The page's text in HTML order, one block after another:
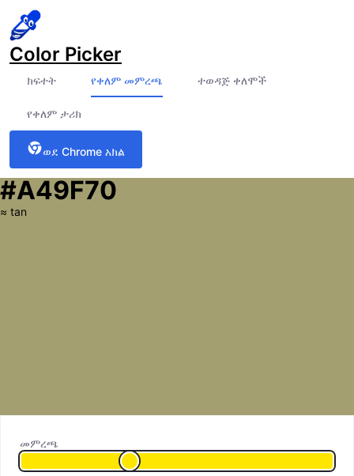
Color Picker
ክፍተት የቀለም መምረጫ ተወዳጅ ቀለሞች
የቀለም ታሪክ
ወደ Chrome አክል
#A49F70
≈ tan
መምረጫ